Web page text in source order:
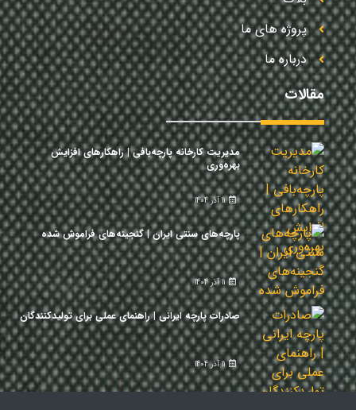
پروژه های ما
درباره ما
مقالات
مدیریت کارخانه پارچه‌بافی | راهکارهای افزایش
بهره‌وری
11 آذر 1404
پارچه‌های سنتی ایران | گنجینه‌های فراموش شده
11 آذر 1404
صادرات پارچه ایرانی | راهنمای عملی برای تولیدکنندگان
11 آذر 1404